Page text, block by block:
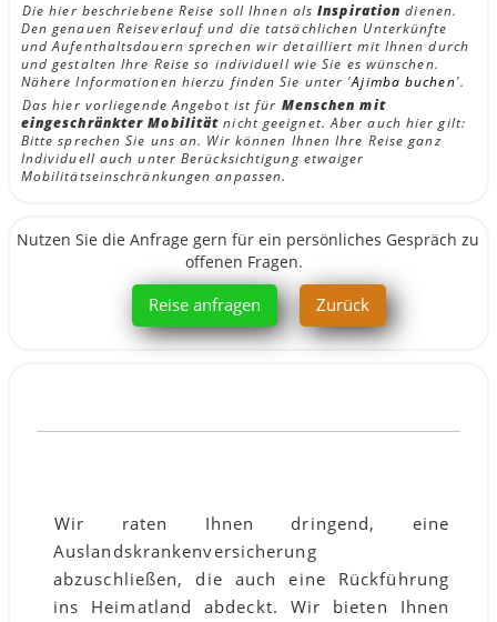
Die hier beschriebene Reise soll Ihnen alsInspiration dienen.
Den genauen Reiseverlauf und die tatsächlichen Unterkünfte
und Aufenthaltsdauern sprechen wir detailliert mit Ihnen durch
und gestalten Ihre Reise so individuell wie Sie es wünschen.
Nähere Informationen hierzu finden Sie unter 'Ajimba buchen'.
Das hier vorliegende Angebot ist für Menschen mit
eingeschränkter Mobilitätnicht geeignet. Aber auch hier gilt:
Bitte sprechen Sie uns an. Wir können Ihnen Ihre Reise ganz
Individuell auch unter Berücksichtigung etwaiger
Mobilitätseinschränkungen anpassen.
Nutzen Sie die Anfrage gern für ein persönliches Gespräch zu
offenen Fragen.
Reise anfragen Zurück
Wir raten Ihnen dringend, eine
Auslandskrankenversicherung
abzuschließen, die auch eine Rückführung
ins Heimatland abdeckt. Wir bieten Ihnen